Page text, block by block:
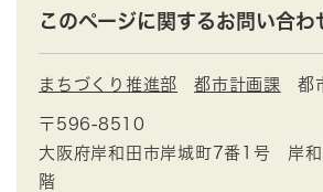
このページに関するお問い合わ
まちづくり推進部 都市計画課 都
〒596-8510
大阪府岸和田市岸城町7番1号 岸
階